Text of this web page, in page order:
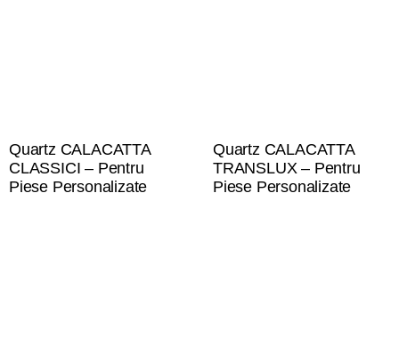
Quartz CALACATTA
CLASSICI – Pentru
Piese Personalizate
Quartz CALACATTA
TRANSLUX – Pentru
Piese Personalizate